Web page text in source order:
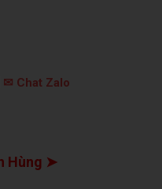
✉ Chat Zalo
Hùng ➤